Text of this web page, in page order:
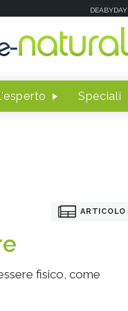
DEABYDAY
Speciali
ARTICOLO
fisico, come